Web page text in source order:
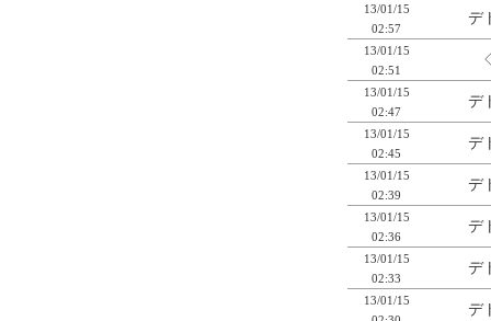
13/01/15
02:57
デ
13/01/15
02:51
13/01/15
02:47
デ
13/01/15
02:45
デ
13/01/15
02:39
デ
13/01/15
02:36
デ
13/01/15
02:33
デ
13/01/15
デ